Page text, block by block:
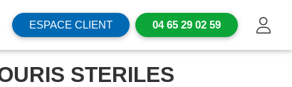
ESPACE CLIENT 04 65 29 02 59
STERILES